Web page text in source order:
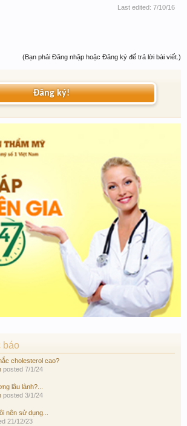
Last edited: 7/10/16
(Bạn phải Đăng nhập hoặc Đăng ký để trả lời bài viết.)
Đăng ký!
báo
cholesterol cao?
posted 7/1/24
lâu lành?...
posted 3/1/24
nên sử dụng...
21/12/23